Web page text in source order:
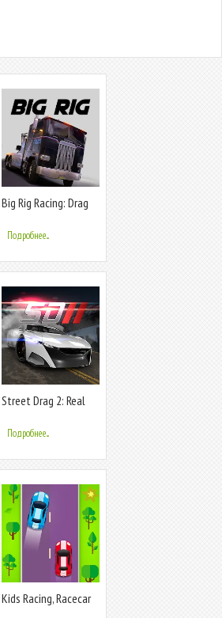
Big Rig Racing: Drag
Подробнее...
Street Drag 2: Real
Подробнее...
Kids Racing, Racecar